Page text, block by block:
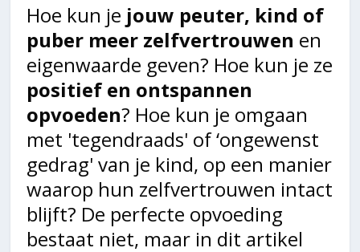
Hoe kun je jouw peuter, kind of
puber meer zelfvertrouwen en
eigenwaarde geven? Hoe kun je ze
positief en ontspannen
opvoeden? Hoe kun je omgaan
met 'tegendraads' of ‘ongewenst
gedrag' van je kind, op een manier
waarop hun zelfvertrouwen intact
blijft? De perfecte opvoeding
bestaat niet, maar in dit artikel